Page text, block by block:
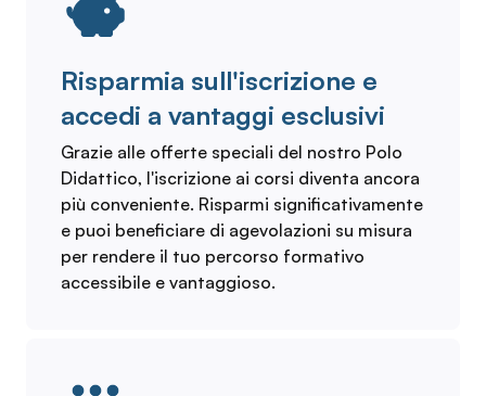
Risparmia sull'iscrizione e
accedi a vantaggi esclusivi
Grazie alle offerte speciali del nostro Polo
Didattico, l'iscrizione ai corsi diventa ancora
più conveniente. Risparmi significativamente
e puoi beneficiare di agevolazioni su misura
per rendere il tuo percorso formativo
accessibile e vantaggioso.